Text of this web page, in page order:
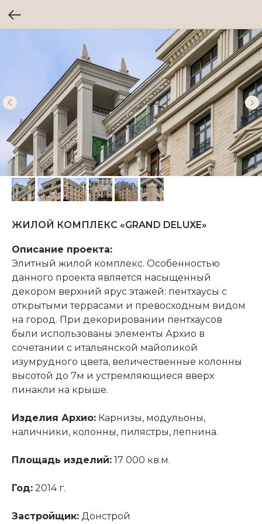
ЖИЛОЙ КОМПЛЕКС «GRAND DELUXE»
Описание проекта:
Элитный жилой комплекс. Особенностью
данного проекта является насыщенный
декором верхний ярус этажей: пентхаусы с
открытыми террасами и превосходным видом
на город. При декорировании пентхаусов
были использованы элементы Архио в
сочетании с итальянской майоликой
изумрудного цвета, величественные колонны
высотой до 7м и устремляющиеся вверх
пинакли на крыше.
Изделия Архио: Карнизы, модульоны,
наличники, колонны, пилястры, лепнина.
Площадь изделий: 17 000 кв.м.
Год: 2014 г.
Застройщик: Донстрой